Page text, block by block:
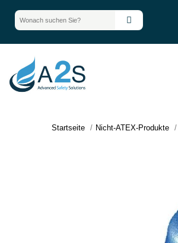
Startseite Nicht-ATEX-Produkte